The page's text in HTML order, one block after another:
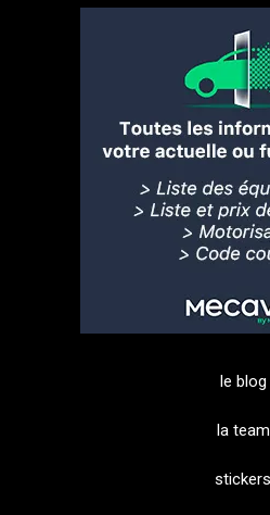
le blog
la team
stickers